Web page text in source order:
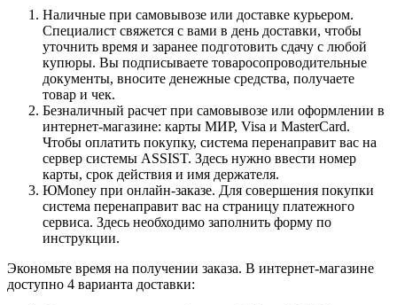
Наличные при самовывозе или доставке курьером.
Специалист свяжется с вами в день доставки, чтобы
уточнить время и заранее подготовить сдачу с любой
купюры. Вы подписываете товаросопроводительные
документы, вносите денежные средства, получаете
товар и чек.
Безналичный расчет при самовывозе или оформлении в
интернет-магазине: карты МИР, Visa и MasterCard.
Чтобы оплатить покупку, система перенаправит вас на
сервер системы ASSIST. Здесь нужно ввести номер
карты, срок действия и имя держателя.
ЮMoney при онлайн-заказе. Для совершения покупки
система перенаправит вас на страницу платежного
сервиса. Здесь необходимо заполнить форму по
инструкции.
Экономьте время на получении заказа. В интернет-магазине
доступно 4 варианта доставки: